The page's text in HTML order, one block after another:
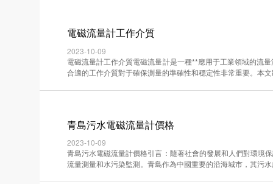
電磁流量計工作介質
2023-10-09
電磁流量計工作介質電磁流量計是一種**應用于工業領域的流
合適的工作介質對于確保測量的準確性和穩定性非常重要。本文
青島污水電磁流量計價格
2023-10-09
青島污水電磁流量計價格引言：隨著社會的發展和人們對環境
流量測量和水污染監測。青島作為中國重要的沿海城市，其污水